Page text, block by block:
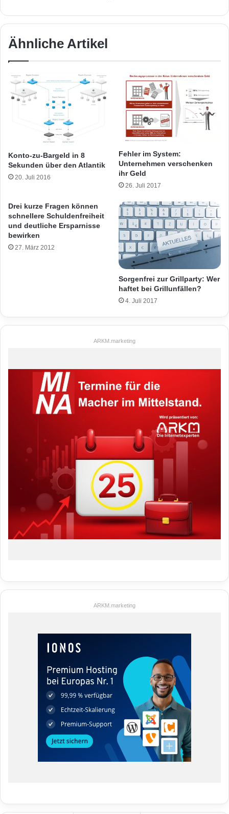
Ähnliche Artikel
Konto-zu-Bargeld in 8
Sekunden über den Atlantik
20. Juli 2016
Fehler im System:
Unternehmen verschenken
ihr Geld
26. Juli 2017
Drei kurze Fragen können
schnellere Schuldenfreiheit
und deutliche Ersparnisse
bewirken
27. März 2012
Sorgenfrei zur Grillparty: Wer
haftet bei Grillunfällen?
4. Juli 2017
ARKM.marketing
ARKM.marketing